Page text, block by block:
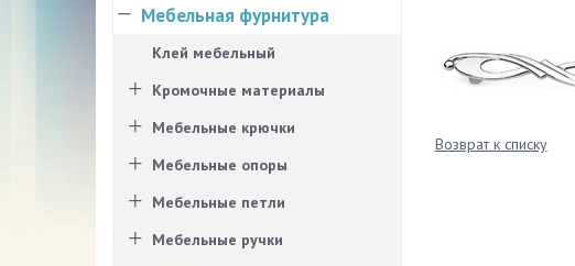
Возврат к списку
Мебельная фурнитура
Клей мебельный
Кромочные материалы
Мебельные крючки
Мебельные опоры
Мебельные петли
Мебельные ручки